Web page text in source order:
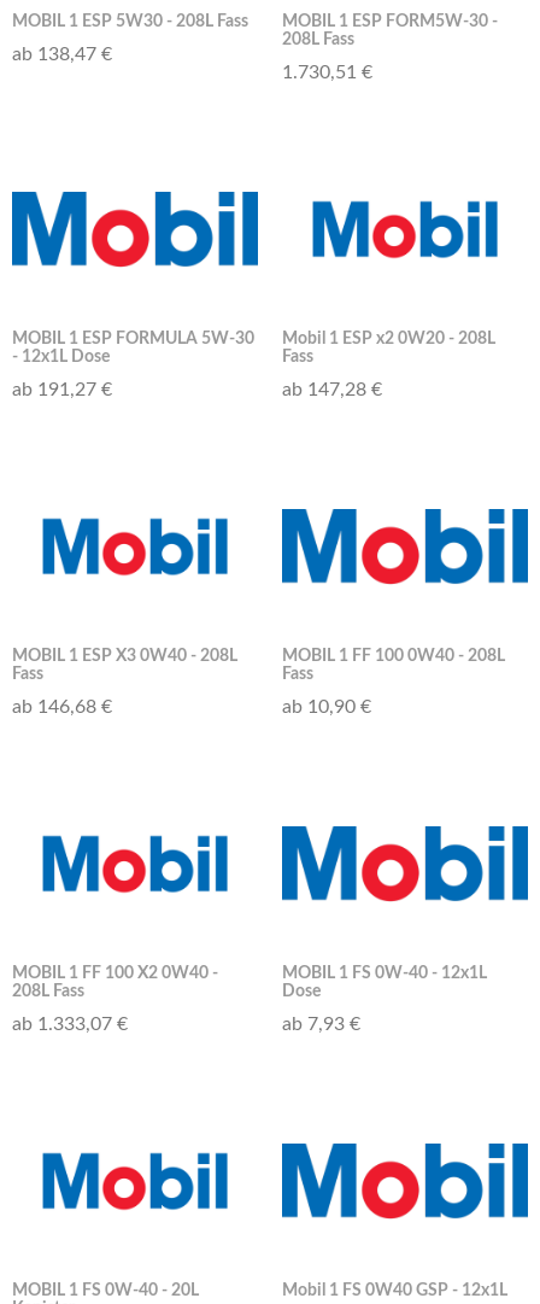
MOBIL 1 ESP 5W30 - 208L Fass
ab 138,47 €
MOBIL 1 ESP FORM5W-30 -
208L Fass
1.730,51 €
MOBIL 1 ESP FORMULA 5W-30
- 12x1L Dose
ab 191,27 €
Mobil 1 ESP x2 0W20 - 208L
Fass
ab 147,28 €
MOBIL 1 ESP X3 0W40 - 208L
Fass
ab 146,68 €
MOBIL 1 FF 100 0W40 - 208L
Fass
ab 10,90 €
MOBIL 1 FF 100 X2 0W40 -
208L Fass
ab 1.333,07 €
MOBIL 1 FS 0W-40 - 12x1L
Dose
ab 7,93 €
MOBIL 1 FS 0W-40 - 20L
Mobil 1 FS 0W40 GSP - 12x1L